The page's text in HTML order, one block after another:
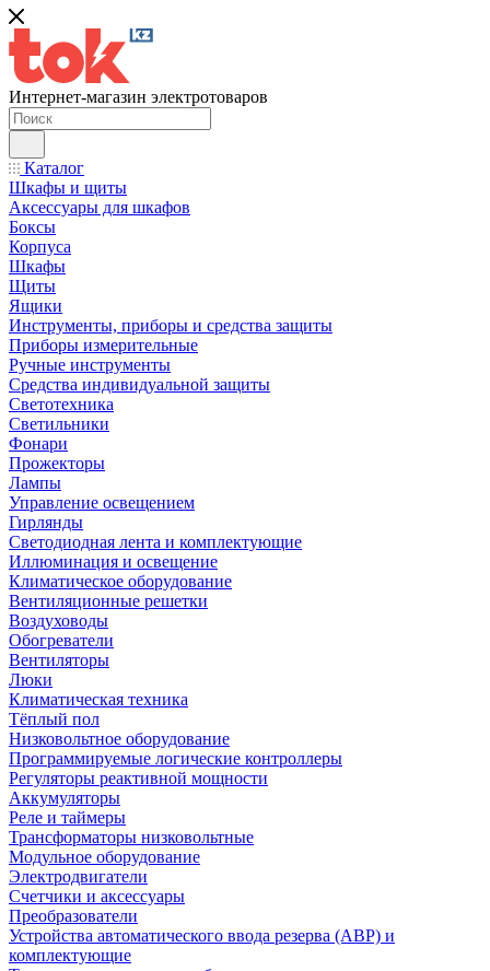
Интернет-магазин электротоваров
Каталог
Шкафы и щиты
Аксессуары для шкафов
Боксы
Корпуса
Шкафы
Щиты
Ящики
Инструменты, приборы и средства защиты
Приборы измерительные
Ручные инструменты
Средства индивидуальной защиты
Светотехника
Светильники
Фонари
Прожекторы
Лампы
Управление освещением
Гирлянды
Светодиодная лента и комплектующие
Иллюминация и освещение
Климатическое оборудование
Вентиляционные решетки
Воздуховоды
Обогреватели
Вентиляторы
Люки
Климатическая техника
Тёплый пол
Низковольтное оборудование
Программируемые логические контроллеры
Регуляторы реактивной мощности
Аккумуляторы
Реле и таймеры
Трансформаторы низковольтные
Модульное оборудование
Электродвигатели
Счетчики и аксессуары
Преобразователи
Устройства автоматического ввода резерва (АВР) и
комплектующие